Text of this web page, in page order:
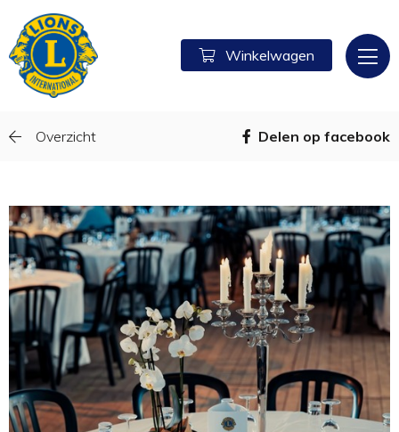
Winkelwagen
Overzicht Delen op facebook